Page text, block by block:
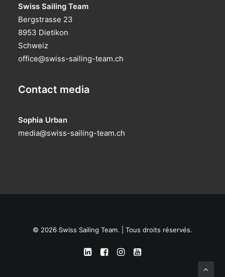
Swiss Sailing Team
Bergstrasse 23
8953 Dietikon
Schweiz
office@swiss-sailing-team.ch
Contact media
Sophia Urban
media@swiss-sailing-team.ch
© 2026 Swiss Sailing Team. | Tous droits réservés.